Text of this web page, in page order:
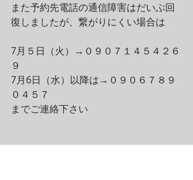
また予約先電話の通信障害はだいぶ回
復しましたが、繋がりにくい場合は
7月５日（火）→０９０７１４５４２６
９
7月6日（水）以降は→０９０６７８９
０４５７
までご連絡下さい